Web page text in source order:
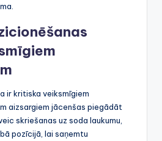
ir kritiska veiksmīgiem
aizsargiem jācenšas piegādāt
skriešanas uz soda laukumu,
pozīcijā, lai saņemtu